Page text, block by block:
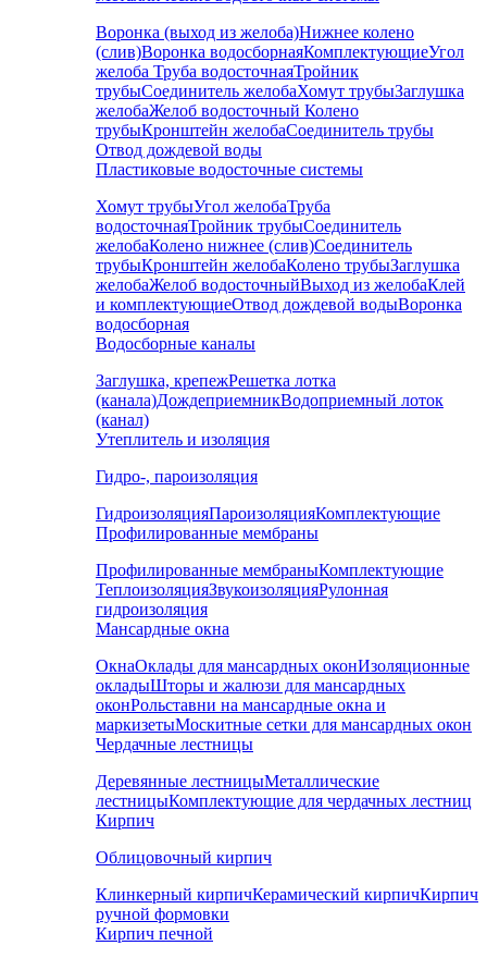
Воронка (выход из желоба)Нижнее колено
(слив)Воронка водосборнаяКомплектующиеУгол
желоба Труба водосточнаяТройник
трубыСоединитель желобаХомут трубыЗаглушка
желобаЖелоб водосточный Колено
трубыКронштейн желобаСоединитель трубы
Отвод дождевой воды
Пластиковые водосточные системы
Хомут трубыУгол желобаТруба
водосточнаяТройник трубыСоединитель
желобаКолено нижнее (слив)Соединитель
трубыКронштейн желобаКолено трубыЗаглушка
желобаЖелоб водосточныйВыход из желобаКлей
и комплектующиеОтвод дождевой водыВоронка
водосборная
Водосборные каналы
Заглушка, крепежРешетка лотка
(канала)ДождеприемникВодоприемный лоток
(канал)
Утеплитель и изоляция
Гидро-, пароизоляция
ГидроизоляцияПароизоляцияКомплектующие
Профилированные мембраны
Профилированные мембраныКомплектующие
ТеплоизоляцияЗвукоизоляцияРулонная
гидроизоляция
Мансардные окна
ОкнаОклады для мансардных оконИзоляционные
окладыШторы и жалюзи для мансардных
оконРольставни на мансардные окна и
маркизетыМоскитные сетки для мансардных окон
Чердачные лестницы
Деревянные лестницыМеталлические
лестницыКомплектующие для чердачных лестниц
Кирпич
Облицовочный кирпич
Клинкерный кирпичКерамический кирпичКирпич
ручной формовки
Кирпич печной